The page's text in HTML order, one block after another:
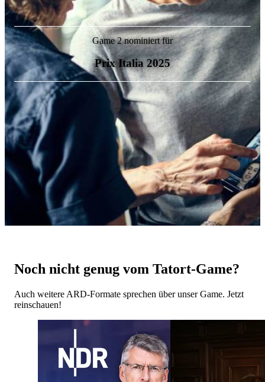
Game 2 nominiert für
Prix Italia 2025
Noch nicht genug vom Tatort-Game?
Auch weitere ARD-Formate sprechen über unser Game. Jetzt
reinschauen!